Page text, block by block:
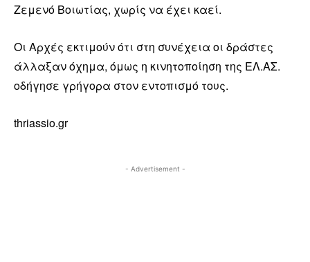
Ζεμενό Βοιωτίας, χωρίς να έχει καεί.
Οι Αρχές εκτιμούν ότι στη συνέχεια οι δράστες
άλλαξαν όχημα, όμως η κινητοποίηση της ΕΛ.ΑΣ.
οδήγησε γρήγορα στον εντοπισμό τους.
thriassio.gr
- Advertisement -